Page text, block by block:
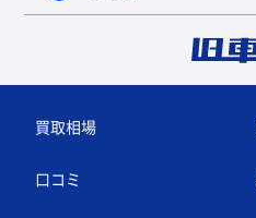
買取相場
口コミ